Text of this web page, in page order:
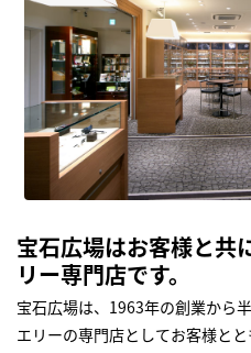
宝石広場はお客様と共
リー専門店です。
宝石広場は、1963年の創業から
エリーの専門店としてお客様と